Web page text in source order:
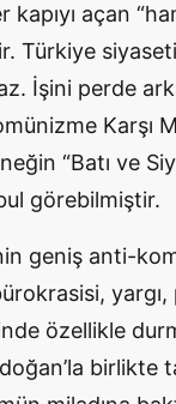
kapıyı açan
Türkiye
İşini perde
Karşı
“Batı ve
görebilmiştir.
geniş anti-
özellikle
birlikte